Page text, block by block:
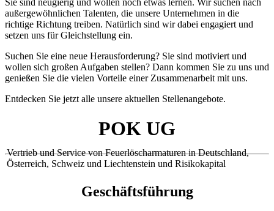
außergewöhnlichen Talenten, die unsere Unternehmen in die
richtige Richtung treiben. Natürlich sind wir dabei engagiert und
setzen uns für Gleichstellung ein.
Suchen Sie eine neue Herausforderung? Sie sind motiviert und
wollen sich großen Aufgaben stellen? Dann kommen Sie zu uns und
genießen Sie die vielen Vorteile einer Zusammenarbeit mit uns.
Entdecken Sie jetzt alle unsere aktuellen Stellenangebote.
POK UG
Vertrieb und Service von Feuerlöscharmaturen in Deutschland,
Österreich, Schweiz und Liechtenstein und Risikokapital
Geschäftsführung